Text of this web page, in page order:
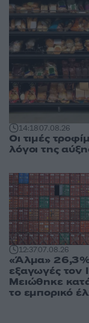
14:1807.08.26
Οι τιμές
λόγοι της
12:3707.08.26
«Άλμα» 26,3%
εξαγωγές τον
Μειώθηκε
το εμπορικό